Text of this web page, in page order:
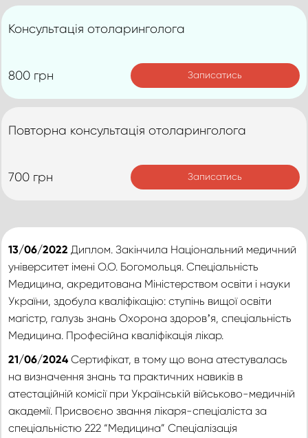
Консультація отоларинголога
800 грн Записатись
Повторна консультація отоларинголога
700 грн Записатись
13/06/2022 Диплом. Закінчила Національний медичний
університет імені О.О. Богомольця. Спеціальність
Медицина, акредитована Міністерством освіти і науки
України, здобула кваліфікацію: ступінь вищої освіти
магістр, галузь знань Охорона здоровʼя, спеціальність
Медицина. Професійна кваліфікація лікар.
21/06/2024 Сертифікат, в тому що вона атестувалась
на визначення знань та практичних навиків в
атестаційній комісії при Українській військово-медичній
академії. Присвоєно звання лікаря-спеціаліста за
спеціальністю 222 “Медицина” Спеціалізація